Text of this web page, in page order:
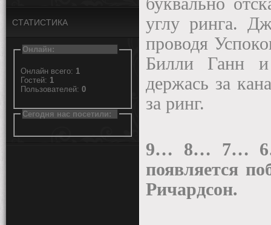
СТАТИСТИКА
Онлайн:
Онлайн всего: 1
Гостей: 1
Пользователей: 0
Сегодня нас посетили:
углу ринга.
проводя
Билли Ганн
держась за
за ринг.
9… 8… 7…
появляется
Ричардсон.